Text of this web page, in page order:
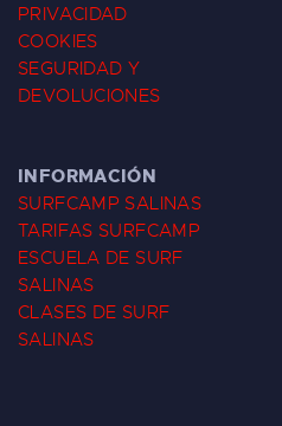
PRIVACIDAD
COOKIES
SEGURIDAD Y
DEVOLUCIONES
INFORMACIÓN
SURFCAMP SALINAS
TARIFAS SURFCAMP
ESCUELA DE SURF
SALINAS
CLASES DE SURF
SALINAS